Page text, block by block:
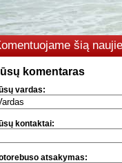
šią
komentaras
vardas:
kontaktai:
atsakymas: